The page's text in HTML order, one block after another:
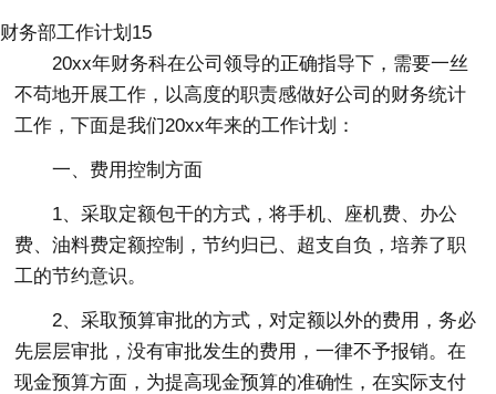
财务部工作计划15
20xx年财务科在公司领导的正确指导下，需要一丝
不苟地开展工作，以高度的职责感做好公司的财务统计
工作，下面是我们20xx年来的工作计划：
一、费用控制方面
1、采取定额包干的方式，将手机、座机费、办公
费、油料费定额控制，节约归已、超支自负，培养了职
工的节约意识。
2、采取预算审批的方式，对定额以外的费用，务必
先层层审批，没有审批发生的费用，一律不予报销。在
现金预算方面，为提高现金预算的准确性，在实际支付